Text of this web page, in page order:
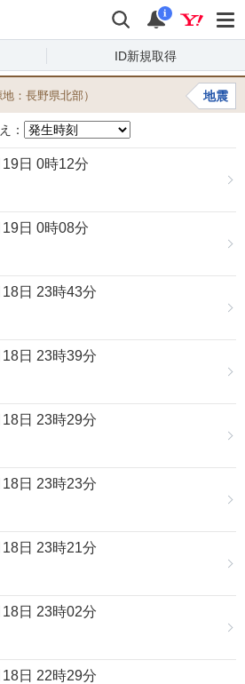
検索 通知
i
ID新規取得
地：長野県北部） 地震
：
日 0時12分
日 0時08分
日 23時43分
日 23時39分
日 23時29分
日 23時23分
日 23時21分
日 23時02分
日 22時29分